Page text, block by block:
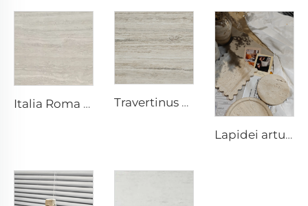
Italia Roma Naturalis Lapide Poro Traverso Sectio Travertinus Argenteus Naturalis Lapide Poro Traverso Sectio
Lapidei artus canistrum travertini, ornamenta lapidea